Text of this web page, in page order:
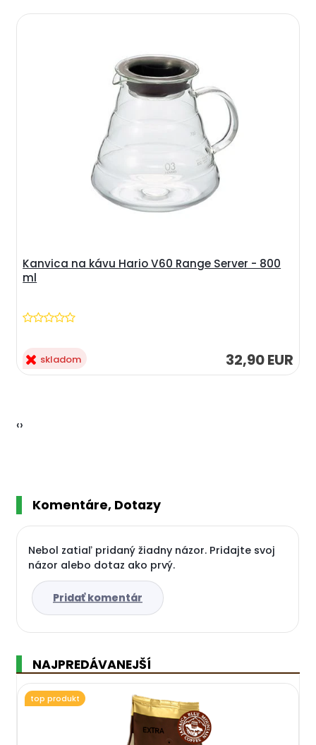
Kanvica na kávu Hario V60 Range Server - 800
ml
32,90 EUR
skladom
‹›
Komentáre, Dotazy
Nebol zatiaľ pridaný žiadny názor. Pridajte svoj
názor alebo dotaz ako prvý.
Pridať komentár
NAJPREDÁVANEJŠÍ
top produkt